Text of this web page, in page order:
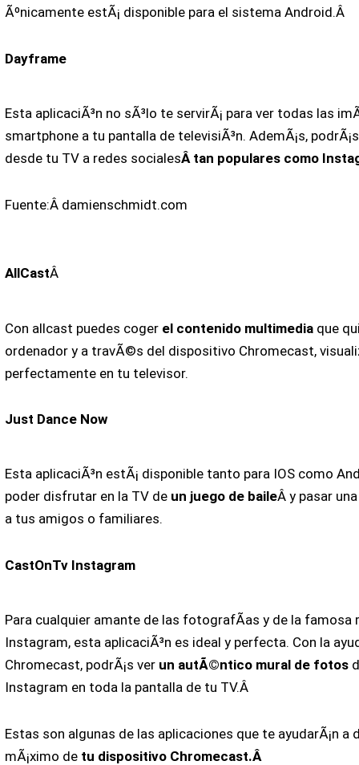
Ãºnicamente estÃ¡ disponible para el sistema Android.Â
Dayframe
Esta aplicaciÃ³n no sÃ³lo te servirÃ¡ para ver todas las
smartphone a tu pantalla de televisiÃ³n. AdemÃ¡s,
desde tu TV a redes socialesÂ tan populares como
Fuente:Â damienschmidt.com
AllCastÂ
Con allcast puedes cogerel contenido multimediaque
ordenador y a travÃ©s del dispositivo Chromecast,
perfectamente en tu televisor.
Just Dance Now
Esta aplicaciÃ³n estÃ¡ disponible tanto para IOS como
poder disfrutar en la TV de un juego de baileÂ y pasar
a tus amigos o familiares.
CastOnTv Instagram
Para cualquier amante de las fotografÃ­as y de la famosa
Instagram, esta aplicaciÃ³n es ideal y perfecta. Con la
Chromecast, podrÃ¡s ver un autÃ©ntico mural de fotos
Instagram en toda la pantalla de tu TV.Â
Estas son algunas de las aplicaciones que te ayudarÃ¡n a
mÃ¡ximo de tu dispositivo Chromecast.Â